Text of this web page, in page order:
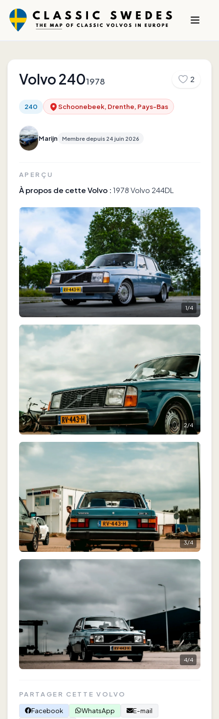
Volvo 2401978 2
240 Schoonebeek, Drenthe, Pays-Bas
Marijn Membre depuis 24 juin 2026
APERÇU
À propos de cette Volvo : 1978 Volvo 244DL
1/4
2/4
3/4
4/4
PARTAGER CETTE VOLVO
Facebook
WhatsApp
E-mail